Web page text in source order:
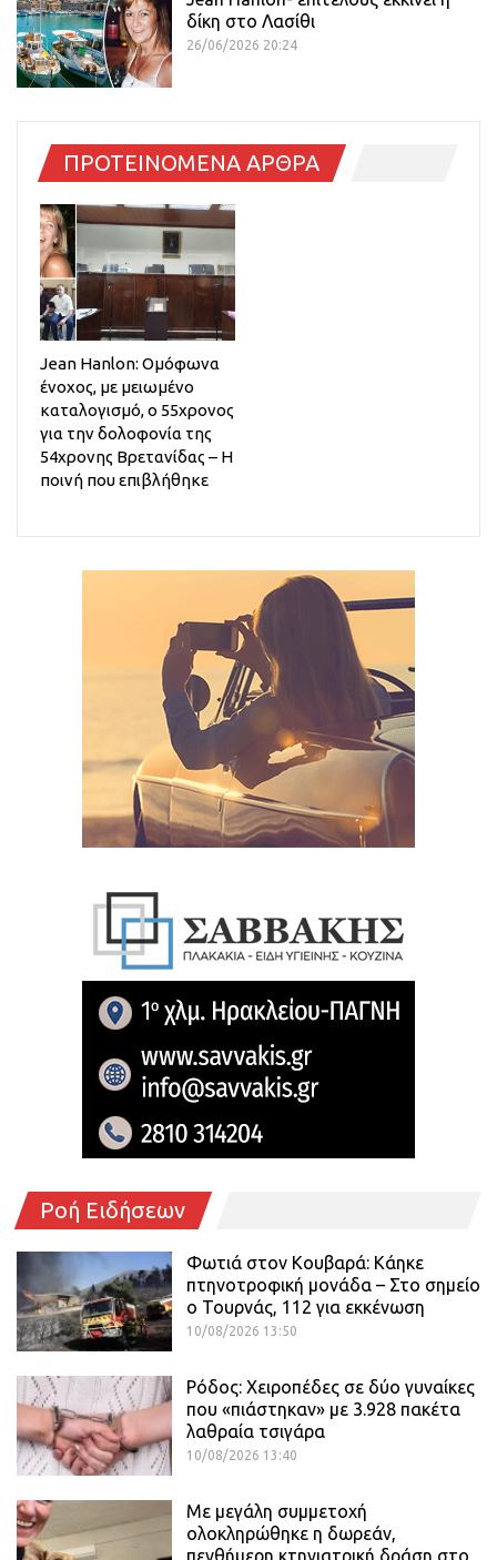
δίκη στο Λασίθι
26/06/2026 20:24
ΠΡΟΤΕΙΝΟΜΕΝΑ ΑΡΘΡΑ
Jean Hanlon: Ομόφωνα
ένοχος, με μειωμένο
καταλογισμό, ο 55χρονος
για την δολοφονία της
54χρονης Βρετανίδας – Η
ποινή που επιβλήθηκε
Ροή Ειδήσεων
Φωτιά στον Κουβαρά: Κάηκε
πτηνοτροφική μονάδα – Στο σημείο
ο Τουρνάς, 112 για εκκένωση
10/08/2026 13:50
Ρόδος: Χειροπέδες σε δύο γυναίκες
που «πιάστηκαν» με 3.928 πακέτα
λαθραία τσιγάρα
10/08/2026 13:40
Με μεγάλη συμμετοχή
ολοκληρώθηκε η δωρεάν,
πενθήμερη κτηνιατρική δράση στο